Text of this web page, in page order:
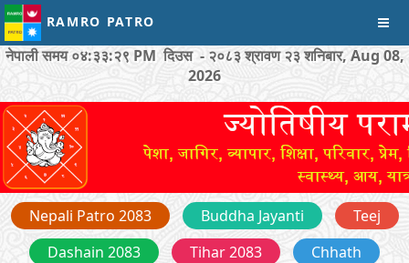
RAMRO PATRO
नेपाली समय०४:३३:२९ PM दिउस - २०८३ श्रावण २३ शनिबार, Aug 08,
2026
Nepali Patro 2083 Buddha Jayanti
Teej
Dashain 2083
Tihar 2083
Chhath